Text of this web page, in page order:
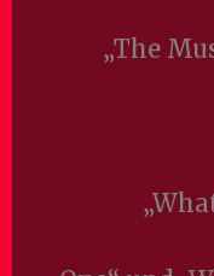
„The